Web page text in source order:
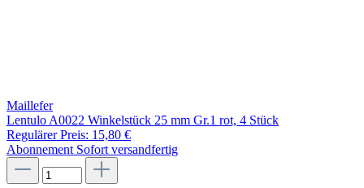
Maillefer
Lentulo A0022 Winkelstück 25 mm Gr.1 rot, 4 Stück
Regulärer Preis: 15,80 €
Abonnement Sofort versandfertig